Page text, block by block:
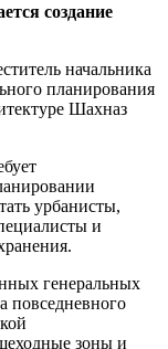
создание
начальника
планирования
Шахназ
урбанисты,
и
генеральных
повседневного
зоны и